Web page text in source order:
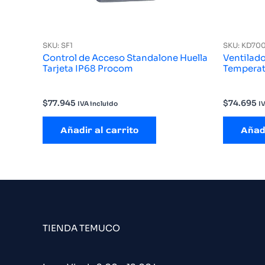
SKU: SF1
Control de Acceso Standalone Huella
Tarjeta IP68 Procom
$77.945 IVA incluido
Añadir al carrito
SKU:
$74.695
TIENDA TEMUCO